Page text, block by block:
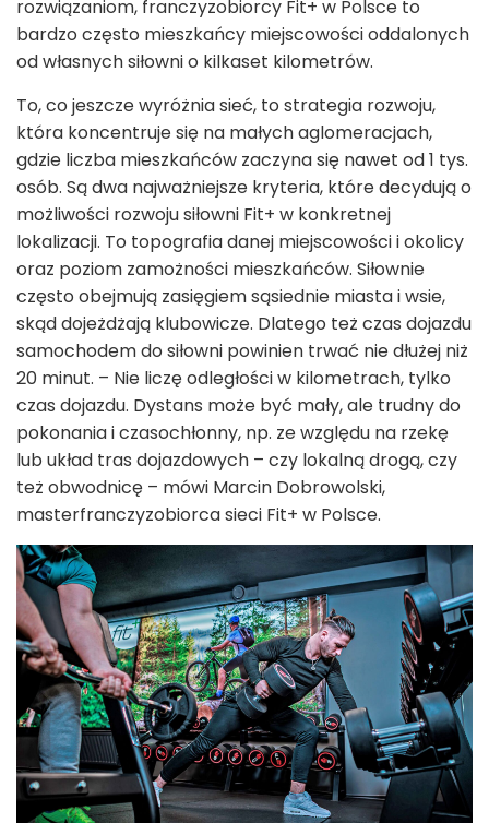
rozwiązaniom, franczyzobiorcy Fit+ w Polsce to
bardzo często mieszkańcy miejscowości oddalonych
od własnych siłowni o kilkaset kilometrów.
To, co jeszcze wyróżnia sieć, to strategia rozwoju,
która koncentruje się na małych aglomeracjach,
gdzie liczba mieszkańców zaczyna się nawet od 1 tys.
osób. Są dwa najważniejsze kryteria, które decydują o
możliwości rozwoju siłowni Fit+ w konkretnej
lokalizacji. To topografia danej miejscowości i okolicy
oraz poziom zamożności mieszkańców. Siłownie
często obejmują zasięgiem sąsiednie miasta i wsie,
skąd dojeżdżają klubowicze. Dlatego też czas dojazdu
samochodem do siłowni powinien trwać nie dłużej niż
20 minut. – Nie liczę odległości w kilometrach, tylko
czas dojazdu. Dystans może być mały, ale trudny do
pokonania i czasochłonny, np. ze względu na rzekę
lub układ tras dojazdowych – czy lokalną drogą, czy
też obwodnicę – mówi Marcin Dobrowolski,
masterfranczyzobiorca sieci Fit+ w Polsce.